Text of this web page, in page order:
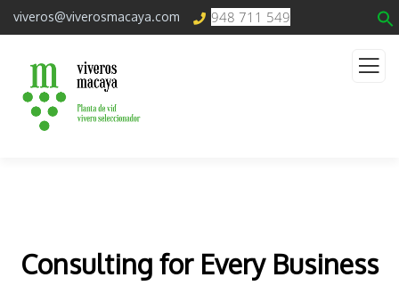
viveros@viverosmacaya.com 948 711 549
Consulting for Every Business